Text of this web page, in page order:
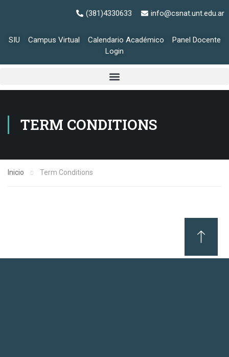
(381)4330633 info@csnat.unt.edu.ar
SIU Campus Virtual Calendario Académico
Panel Docente
Login
TERM CONDITIONS
Inicio Term Conditions